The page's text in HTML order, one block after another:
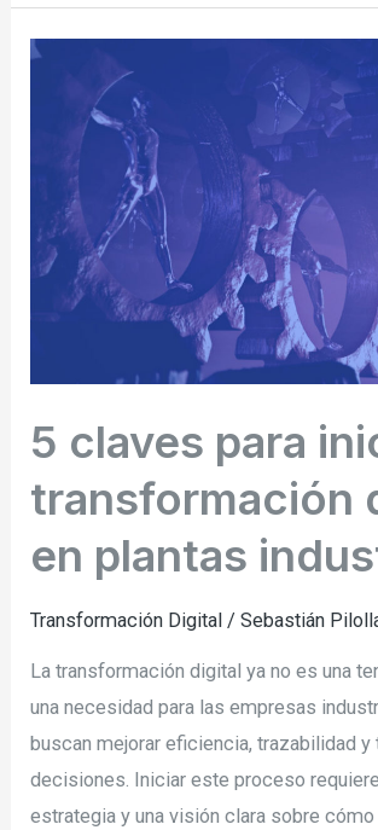
5 claves para
transformación
en plantas
Transformación Digital /Sebastián
La transformación digital ya no es una
una necesidad para las empresas
buscan mejorar eficiencia, trazabilidad y
decisiones. Iniciar este proceso
estrategia y una visión clara sobre
5
iniciar
transformación
digital
industriales